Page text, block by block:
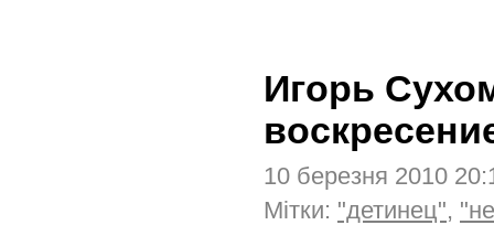
Игорь
10 березня 2010
Мітки: "детинец",